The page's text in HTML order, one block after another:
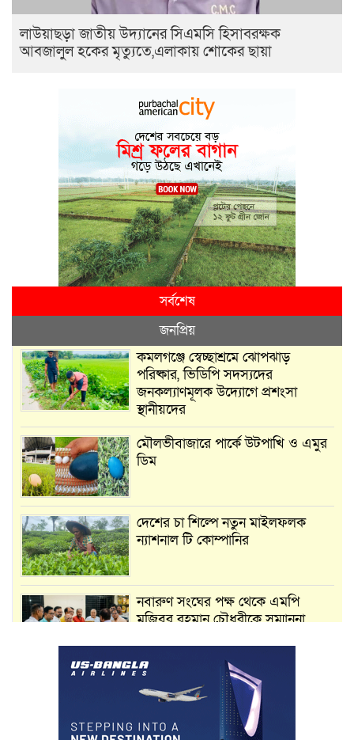
লাউয়াছড়া জাতীয় উদ্যানের সিএমসি হিসাবরক্ষক
আবজালুল হকের মৃত্যুতে,এলাকায় শোকের ছায়া
সর্বশেষ
জনপ্রিয়
কমলগঞ্জে স্বেচ্ছাশ্রমে ঝোপঝাড়
পরিষ্কার, ভিডিপি সদস্যদের
জনকল্যাণমূলক উদ্যোগে প্রশংসা
স্থানীয়দের
মৌলভীবাজারে পার্কে উটপাখি ও এমুর
ডিম
দেশের চা শিল্পে নতুন মাইলফলক
ন্যাশনাল টি কোম্পানির
নবারুণ সংঘের পক্ষ থেকে এমপি
মুজিবুর রহমান চৌধুরীকে সম্মাননা
মার্শাল আর্ট ক্লাব কাপে ‘জুসা মার্শাল
আর্ট’ এর সাফল্য, শ্রীমঙ্গলের আয়াত ও
আইরাহ ঝুলিতে ৪ পদক